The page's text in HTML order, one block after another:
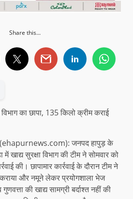
Share this...
विभाग का छापा, 135 किलो क्रीम कराई
जनपद हापुड़ के
खाद्य सुरक्षा विभाग की टीम ने सोमवार को
की। छापामार कार्रवाई के दौरान टीम ने
और नमूने लेकर प्रयोगशाला भेज
की खाद्य सामग्री बर्दाश्त नहीं की